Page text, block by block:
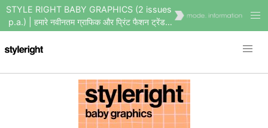
STYLE RIGHT BABY GRAPHICS (2 issues
p.a.) | हमारे नवीनतम ग्राफिक और प्रिंट फैशन ट्रेंड
सदस्यता पर अपडेट रहें